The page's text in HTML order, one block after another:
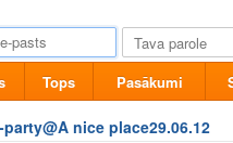
Tops Pasākumi
nice place29.06.12